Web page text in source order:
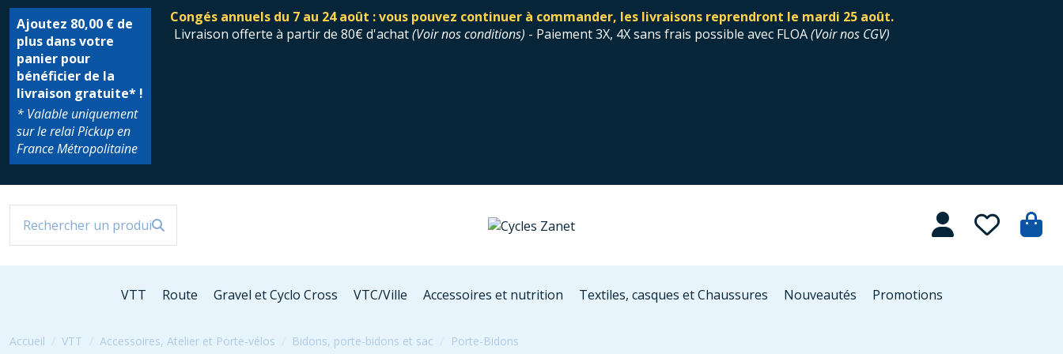
Ajoutez 80,00 € de
plus dans votre
panier pour
bénéficier de la
livraison gratuite* !
* Valable uniquement
sur le relai Pickup en
France Métropolitaine
Congés annuels du 7 au 24 août : vous pouvez continuer à commander, les livraisons reprendront le mardi 25 août.
Livraison offerte à partir de 80€ d'achat(Voir nos conditions) - Paiement 3X, 4X sans frais possible avec FLOA(Voir nos CGV)
VTT Route Gravel et Cyclo Cross VTC/Ville Accessoires et nutrition Textiles, casques et Chaussures Nouveautés Promotions
Accueil VTT Accessoires, Atelier et Porte-vélos Bidons, porte-bidons et sac Porte-Bidons